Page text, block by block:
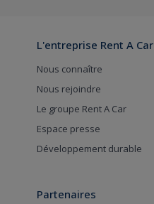
L'entreprise Rent A Car
Nous connaître
Nous rejoindre
Le groupe Rent A Car
Espace presse
Développement durable
Partenaires